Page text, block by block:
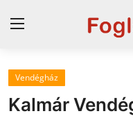
Horvát tengerpart
Vendégház
Kalmár